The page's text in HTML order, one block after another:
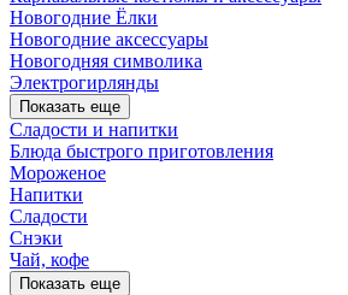
Новогодние Ёлки
Новогодние аксессуары
Новогодняя символика
Электрогирлянды
Показать еще
Сладости и напитки
Блюда быстрого приготовления
Мороженое
Напитки
Сладости
Снэки
Чай, кофе
Показать еще